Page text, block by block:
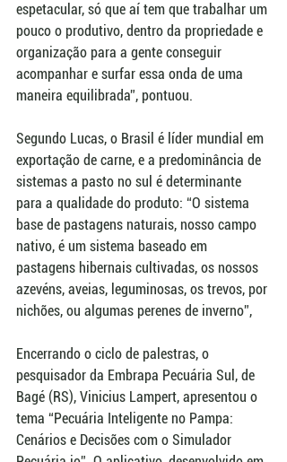
espetacular, só que aí tem que trabalhar um
pouco o produtivo, dentro da propriedade e
organização para a gente conseguir
acompanhar e surfar essa onda de uma
maneira equilibrada”, pontuou.
Segundo Lucas, o Brasil é líder mundial em
exportação de carne, e a predominância de
sistemas a pasto no sul é determinante
para a qualidade do produto: “O sistema
base de pastagens naturais, nosso campo
nativo, é um sistema baseado em
pastagens hibernais cultivadas, os nossos
azevéns, aveias, leguminosas, os trevos, por
nichões, ou algumas perenes de inverno”,
Encerrando o ciclo de palestras, o
pesquisador da Embrapa Pecuária Sul, de
Bagé (RS), Vinicius Lampert, apresentou o
tema “Pecuária Inteligente no Pampa:
Cenários e Decisões com o Simulador